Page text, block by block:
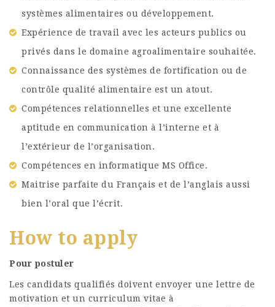
systèmes alimentaires ou développement.
Expérience de travail avec les acteurs publics ou
privés dans le domaine agroalimentaire souhaitée.
Connaissance des systèmes de fortification ou de
contrôle qualité alimentaire est un atout.
Compétences relationnelles et une excellente
aptitude en communication à l’interne et à
l’extérieur de l’organisation.
Compétences en informatique MS Office.
Maitrise parfaite du Français et de l’anglais aussi
bien l’oral que l’écrit.
How to apply
Pour postuler
Les candidats qualifiés doivent envoyer une lettre de
motivation et un curriculum vitae à